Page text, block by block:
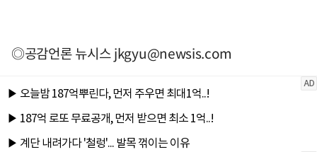
◎공감언론 뉴시스jkgyu@newsis.com